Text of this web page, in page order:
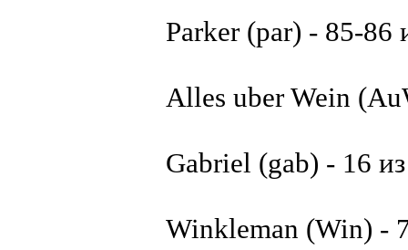
Parker (par) - 85-86
Alles uber Wein
Gabriel (gab) - 16
Winkleman (Win) -